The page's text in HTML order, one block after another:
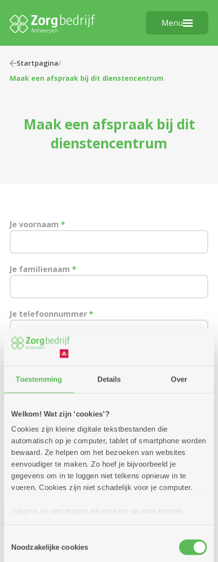
Toestemming Details Over
Welkom! Wat zijn ‘cookies’?
Cookies zijn kleine digitale tekstbestanden die
automatisch op je computer, tablet of smartphone worden
bewaard. Ze helpen om het bezoeken van websites
eenvoudiger te maken. Zo hoef je bijvoorbeeld je
gegevens om in te loggen niet telkens opnieuw in te
voeren. Cookies zijn niet schadelijk voor je computer.
Volgens de wet mogen wij cookies op jouw toestel
cookies hebben we jouw toestemming nodig. Sommige
cookies worden geplaatst door derde partijen die een
Noodzakelijke cookies
Menu
Startpagina/
Maak een afspraak bij dit dienstencentrum
Maak een afspraak bij dit
dienstencentrum
Je voornaam *
Je familienaam *
Je telefoonnummer*
Je e-mailadres
Ja, ik wil een afspraak bij dit dienstencentrum